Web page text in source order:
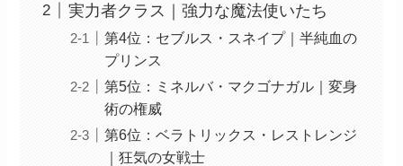
実力者クラス｜強力な魔法使いたち
第4位：セブルス・スネイプ｜半純血の
プリンス
第5位：ミネルバ・マクゴナガル｜変身
術の権威
第6位：ベラトリックス・レストレンジ
｜狂気の女戦士